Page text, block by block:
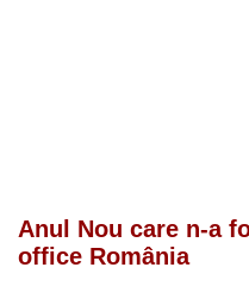
Anul Nou care n-a
office România